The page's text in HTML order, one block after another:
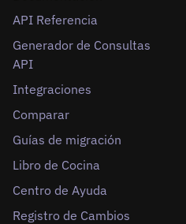
API Referencia
Generador de Consultas
API
Integraciones
Comparar
Guías de migración
Libro de Cocina
Centro de Ayuda
Registro de Cambios